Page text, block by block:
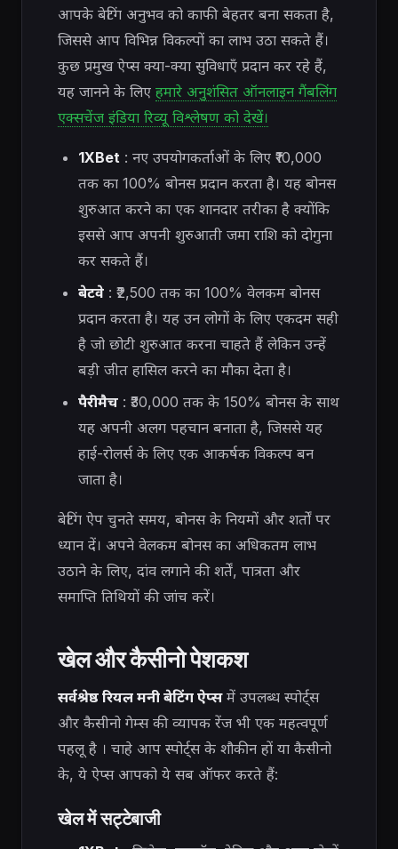
आपके बेटिंग अनुभव को काफी बेहतर बना सकता है,
जिससे आप विभिन्न विकल्पों का लाभ उठा सकते हैं।
कुछ प्रमुख ऐप्स क्या-क्या सुविधाएँ प्रदान कर रहे हैं,
यह जानने के लिए हमारे अनुशंसित ऑनलाइन गैंबलिंग
एक्सचेंज इंडिया रिव्यू विश्लेषण को देखें।
1XBet: नए उपयोगकर्ताओं के लिए ₹10,000
तक का 100% बोनस प्रदान करता है। यह बोनस
शुरुआत करने का एक शानदार तरीका है क्योंकि
इससे आप अपनी शुरुआती जमा राशि को दोगुना
कर सकते हैं।
बेटवे: ₹2,500 तक का 100% वेलकम बोनस
प्रदान करता है। यह उन लोगों के लिए एकदम सही
है जो छोटी शुरुआत करना चाहते हैं लेकिन उन्हें
बड़ी जीत हासिल करने का मौका देता है।
पैरीमैच: ₹30,000 तक के 150% बोनस के साथ
यह अपनी अलग पहचान बनाता है, जिससे यह
हाई-रोलर्स के लिए एक आकर्षक विकल्प बन
जाता है।
बेटिंग ऐप चुनते समय, बोनस के नियमों और शर्तों पर
ध्यान दें। अपने वेलकम बोनस का अधिकतम लाभ
उठाने के लिए, दांव लगाने की शर्तें, पात्रता और
समाप्ति तिथियों की जांच करें।
खेल और कैसीनो पेशकश
सर्वश्रेष्ठ रियल मनी बेटिंग ऐप्समें उपलब्ध स्पोर्ट्स
और कैसीनो गेम्स की व्यापक रेंज भी एक महत्वपूर्ण
पहलू है । चाहे आप स्पोर्ट्स के शौकीन हों या कैसीनो
के, ये ऐप्स आपको ये सब ऑफर करते हैं:
खेल में सट्टेबाजी